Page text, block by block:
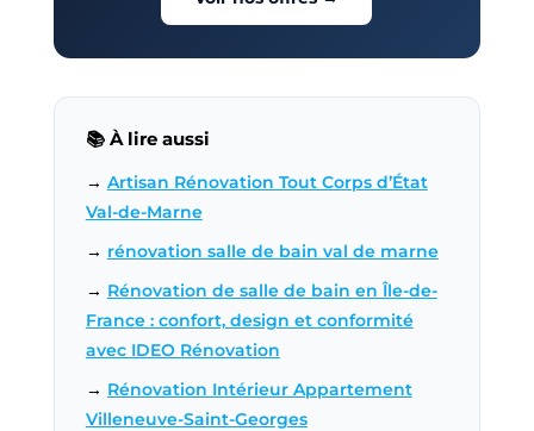
📚 À lire aussi
→ Artisan Rénovation Tout Corps d’État
Val-de-Marne
→ rénovation salle de bain val de marne
→ Rénovation de salle de bain en Île-de-
France : confort, design et conformité
avec IDEO Rénovation
→ Rénovation Intérieur Appartement
Villeneuve-Saint-Georges